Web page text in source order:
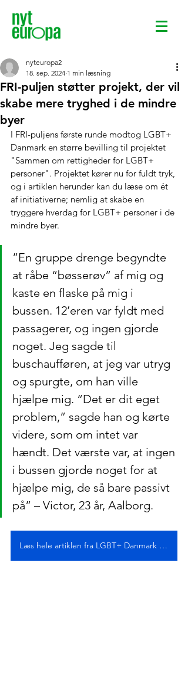
FRI-puljen støtter projekt, der vil
skabe mere tryghed i de mindre
byer
nyteuropa2
18. sep. 2024 1 min læsning
I FRI-puljens første runde modtog LGBT+
Danmark en større bevilling til projektet
"Sammen om rettigheder for LGBT+
personer". Projektet kører nu for fuldt tryk,
og i artiklen herunder kan du læse om ét
af initiativerne; nemlig at skabe en
tryggere hverdag for LGBT+ personer i de
mindre byer.
”En gruppe drenge begyndte
at råbe “bøsserøv” af mig og
kaste en flaske på mig i
bussen. 12’eren var fyldt med
passagerer, og ingen gjorde
noget. Jeg sagde til
buschaufføren, at jeg var utryg
og spurgte, om han ville
hjælpe mig. “Det er dit eget
problem,” sagde han og kørte
videre, som om intet var
hændt. Det værste var, at ingen
i bussen gjorde noget for at
hjælpe mig, de så bare passivt
på” – Victor, 23 år, Aalborg.
Læs hele artiklen fra LGBT+ Danmark her